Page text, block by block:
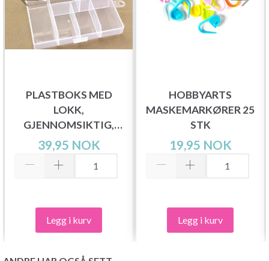
PLASTBOKS MED
LOKK,
GJENNOMSIKTIG,
12X8,5 CM, 6 ROM
39,95 NOK
Legg i kurv
HOBBYARTS
MASKEMARKØRER 25
STK
19,95 NOK
Legg i kurv